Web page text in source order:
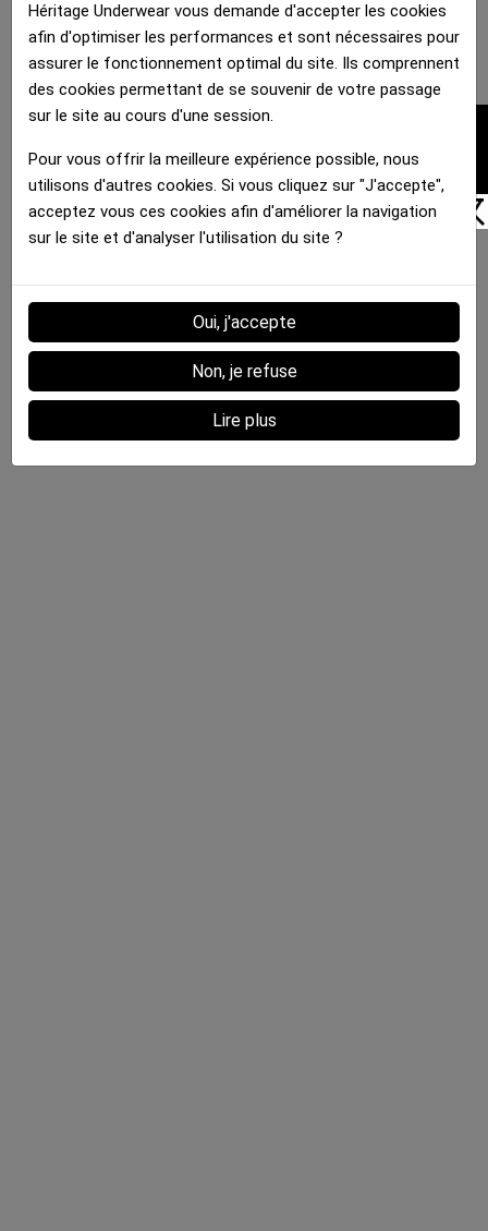
Héritage Underwear vous demande d'accepter les cookies
afin d'optimiser les performances et sont nécessaires pour
assurer le fonctionnement optimal du site. Ils comprennent
des cookies permettant de se souvenir de votre passage
sur le site au cours d'une session.
Pour vous offrir la meilleure expérience possible, nous
utilisons d'autres cookies. Si vous cliquez sur "J'accepte",
acceptez vous ces cookies afin d'améliorer la navigation
sur le site et d'analyser l'utilisation du site ?
Oui, j'accepte
Non, je refuse
Lire plus